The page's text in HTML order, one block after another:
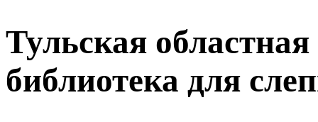
Тульская
библиотека для